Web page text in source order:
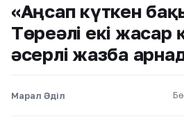
«Аңсап күткен
Төреәлі екі жасар
әсерлі жазба
Марал Әділ